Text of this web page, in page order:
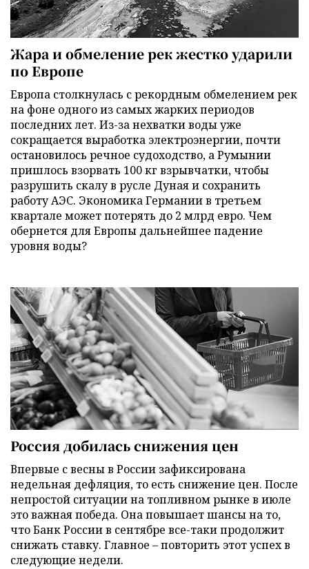
Жара и обмеление рек жестко ударили
по Европе
Европа столкнулась с рекордным обмелением рек
на фоне одного из самых жарких периодов
последних лет. Из-за нехватки воды уже
сокращается выработка электроэнергии, почти
остановилось речное судоходство, а Румынии
пришлось взорвать 100 кг взрывчатки, чтобы
разрушить скалу в русле Дуная и сохранить
работу АЭС. Экономика Германии в третьем
квартале может потерять до 2 млрд евро. Чем
обернется для Европы дальнейшее падение
уровня воды?
Россия добилась снижения цен
Впервые с весны в России зафиксирована
недельная дефляция, то есть снижение цен. После
непростой ситуации на топливном рынке в июле
это важная победа. Она повышает шансы на то,
что Банк России в сентябре все-таки продолжит
снижать ставку. Главное – повторить этот успех в
следующие недели.